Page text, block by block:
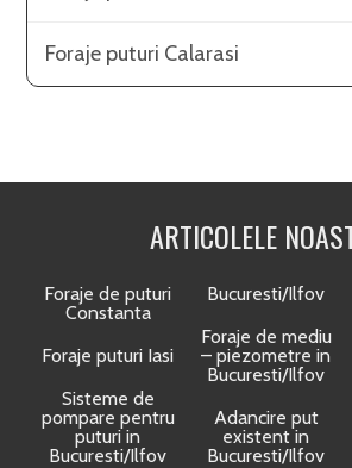
Foraje puturi Calarasi
ARTICOLELE
Foraje de puturi
Constanta
Foraje puturi Iasi
Sisteme de
pompare pentru
puturi in
Bucuresti/Ilfov
Bucuresti/Ilfov
Foraje de mediu
– piezometre in
Bucuresti/Ilfov
Adancire put
existent in
Bucuresti/Ilfov